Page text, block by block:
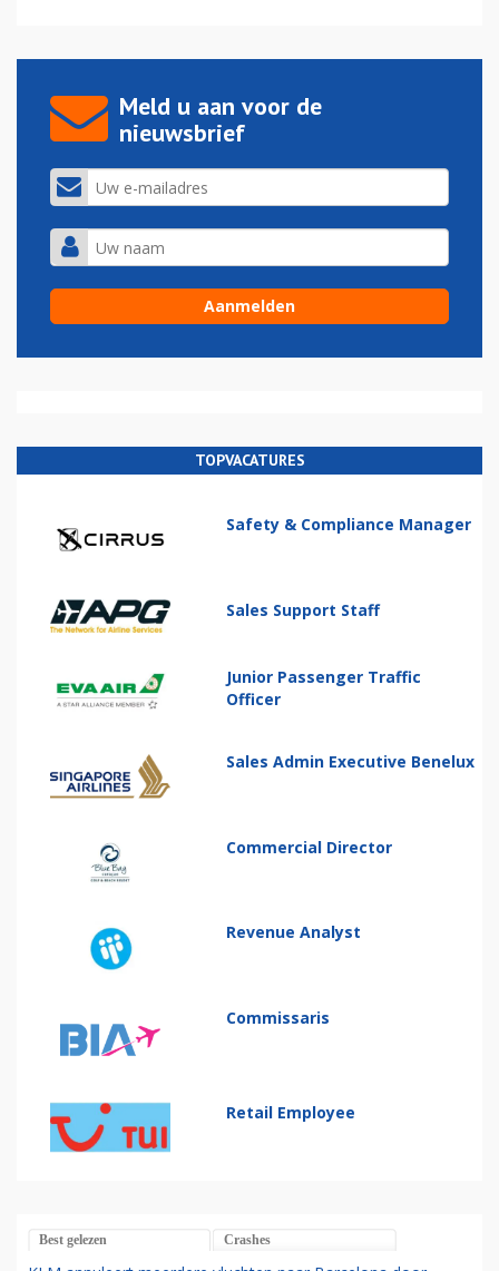
Meld u aan voor de
nieuwsbrief
TOPVACATURES
Safety & Compliance Manager
Sales Support Staff
Junior Passenger Traffic
Officer
Sales Admin Executive Benelux
Commercial Director
Revenue Analyst
Commissaris
Retail Employee
Best gelezen Crashes